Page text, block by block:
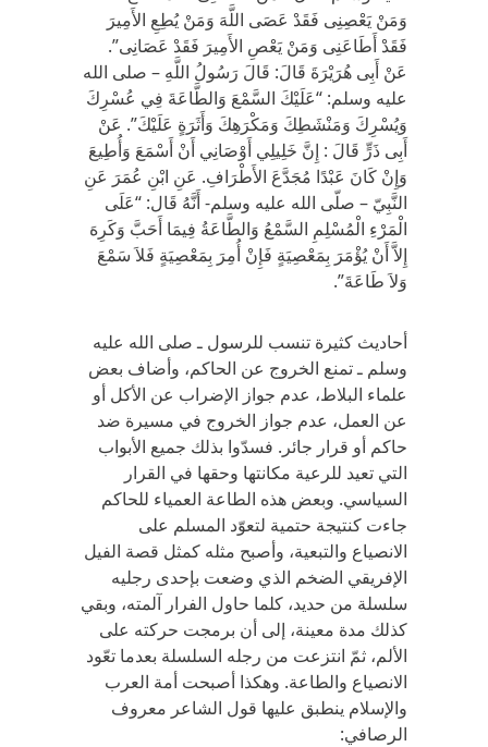
وَمَنْ يَعْصِنِى فَقَدْ عَصَى اللَّهَ وَمَنْ يُطِعِ الأَمِيرَ
فَقَدْ أَطَاعَنِى وَمَنْ يَعْصِ الأَمِيرَ فَقَدْ عَصَانِى”.
عَنْ أَبِى هُرَيْرَةَ قَالَ: قَالَ رَسُولُ اللَّهِ – صلى الله
عليه وسلم: “عَلَيْكَ السَّمْعَ وَالطَّاعَةَ فِي عُسْرِكَ
وَيُسْرِكَ وَمَنْشَطِكَ وَمَكْرَهِكَ وَأَثَرَةٍ عَلَيْكَ”. عَنْ
أَبِى ذَرٍّ قَالَ : إِنَّ خَلِيلِي أَوْصَانِي أَنْ أَسْمَعَ وَأُطِيعَ
وَإِنْ كَانَ عَبْدًا مُجَدَّعَ الأَطْرَافِ. عَنِ ابْنِ عُمَرَ عَنِ
النَّبِيّ – صلّى الله عليه وسلم- أَنَّهُ قَال: “عَلَى
الْمَرْءِ الْمُسْلِمِ السَّمْعُ وَالطَّاعَةُ فِيمَا أَحَبَّ وَكَرِهَ
إِلاَّ أَنْ يُؤْمَرَ بِمَعْصِيَةٍ فَإِنْ أُمِرَ بِمَعْصِيَةٍ فَلاَ سَمْعَ
وَلاَ طَاعَةَ”.
أحاديث كثيرة تنسب للرسول ـ صلى الله عليه
وسلم ـ تمنع الخروج عن الحاكم، وأضاف بعض
علماء البلاط، عدم جواز الإضراب عن الأكل أو
عن العمل، عدم جواز الخروج في مسيرة ضد
حاكم أو قرار جائر. فسدّوا بذلك جميع الأبواب
التي تعيد للرعية مكانتها وحقها في القرار
السياسي. وبعض هذه الطاعة العمياء للحاكم
جاءت كنتيجة حتمية لتعوّد المسلم على
الانصياع والتبعية، وأصبح مثله كمثل قصة الفيل
الإفريقي الضخم الذي وضعت بإحدى رجليه
سلسلة من حديد، كلما حاول الفرار آلمته، وبقي
كذلك مدة معينة، إلى أن برمجت حركته على
الألم، ثمّ انتزعت من رجله السلسلة بعدما تعّود
الانصياع والطاعة. وهكذا أصبحت أمة العرب
والإسلام ينطبق عليها قول الشاعر معروف
الرصافي: